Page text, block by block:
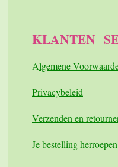
KLANTEN
Algemene
Privacybeleid
Verzenden en
Je bestelling herroepen